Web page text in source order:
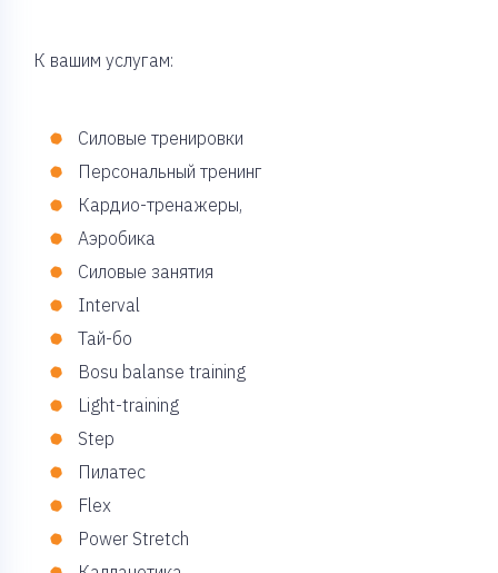
К вашим услугам:
Силовые тренировки
Персональный тренинг
Кардио-тренажеры,
Аэробика
Силовые занятия
Interval
Тай-бо
Bosu balanse training
Light-training
Step
Пилатес
Flex
Power Stretch